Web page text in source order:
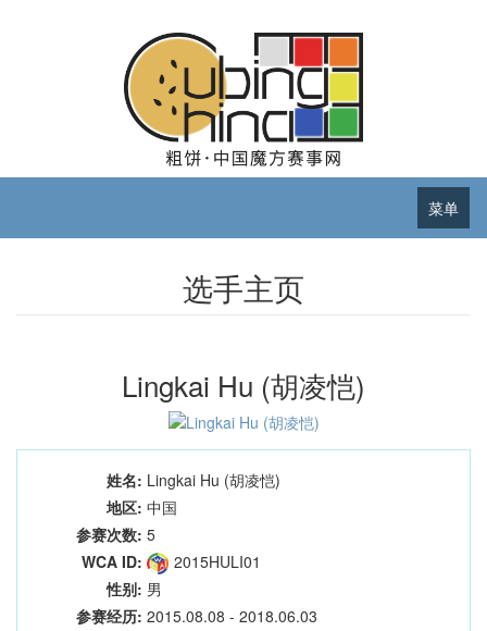
菜单
选手主页
Lingkai Hu (胡凌恺)
姓名: Lingkai Hu (胡凌恺)
地区: 中国
参赛次数: 5
WCA ID:
2015HULI01
性别: 男
参赛经历: 2015.08.08 - 2018.06.03